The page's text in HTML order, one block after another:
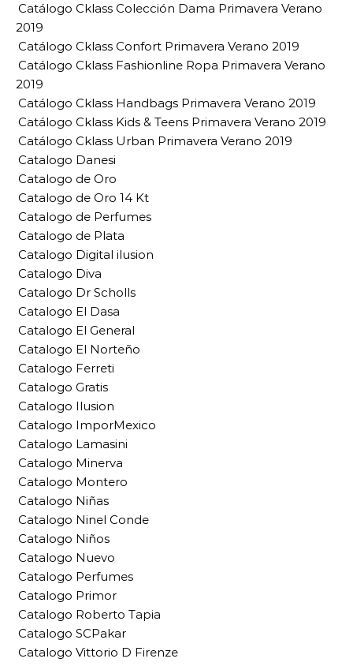
Catálogo Cklass Colección Dama Primavera Verano
2019
Catálogo Cklass Confort Primavera Verano 2019
Catálogo Cklass Fashionline Ropa Primavera Verano
2019
Catálogo Cklass Handbags Primavera Verano 2019
Catálogo Cklass Kids & Teens Primavera Verano 2019
Catálogo Cklass Urban Primavera Verano 2019
Catalogo Danesi
Catalogo de Oro
Catalogo de Oro 14 Kt
Catalogo de Perfumes
Catalogo de Plata
Catalogo Digital ilusion
Catalogo Diva
Catalogo Dr Scholls
Catalogo El Dasa
Catalogo El General
Catalogo El Norteño
Catalogo Ferreti
Catalogo Gratis
Catalogo Ilusion
Catalogo ImporMexico
Catalogo Lamasini
Catalogo Minerva
Catalogo Montero
Catalogo Niñas
Catalogo Ninel Conde
Catalogo Niños
Catalogo Nuevo
Catalogo Perfumes
Catalogo Primor
Catalogo Roberto Tapia
Catalogo SCPakar
Catalogo Vittorio D Firenze